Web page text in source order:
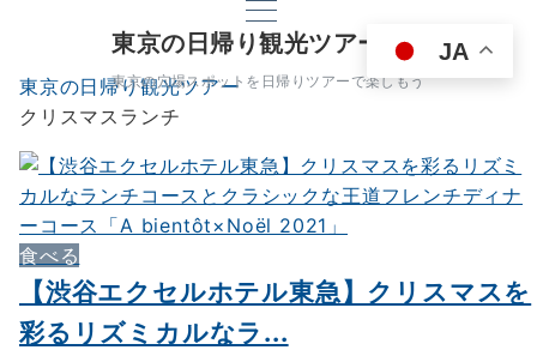
東京の日帰り観光ツアー
東京の穴場スポットを日帰りツアーで楽しもう
東京の日帰り観光ツアー
クリスマスランチ
食べる
【渋谷エクセルホテル東急】クリスマスを
彩るリズミカルなラ...
JA